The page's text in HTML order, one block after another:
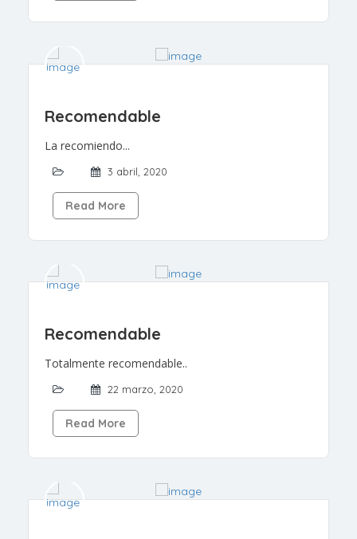
Recomendable
La recomiendo...
3 abril, 2020
Read More
Recomendable
Totalmente recomendable..
22 marzo, 2020
Read More